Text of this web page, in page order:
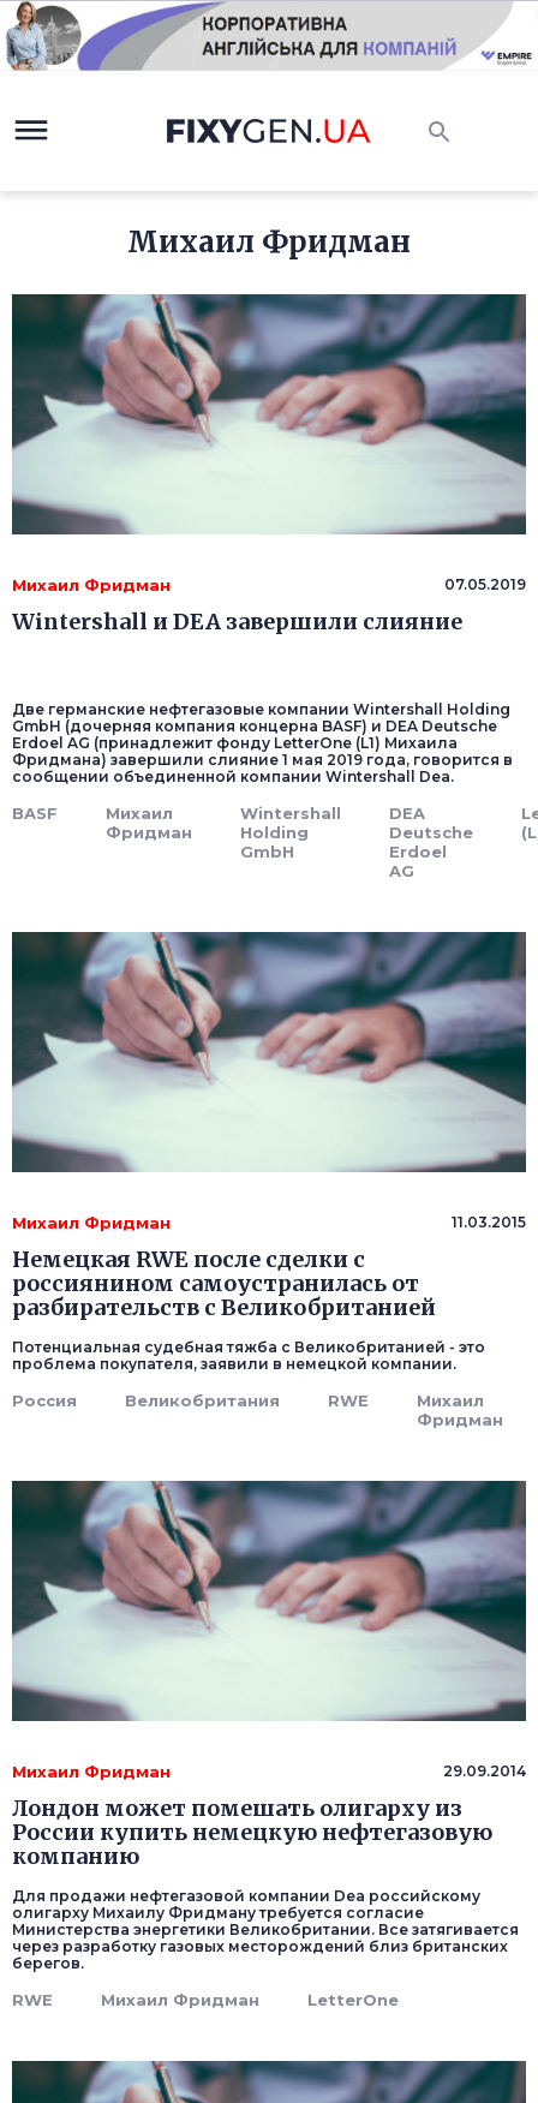
Михаил Фридман
Михаил Фридман 07.05.2019
Wintershall и DEA завершили слияние
Две германские нефтегазовые компании Wintershall Holding
GmbH (дочерняя компания концерна BASF) и DEA Deutsche
Erdoel AG (принадлежит фонду LetterOne (L1) Михаила
Фридмана) завершили слияние 1 мая 2019 года, говорится в
сообщении объединенной компании Wintershall Dea.
BASF
Михаил
Фридман
Wintershall
Holding
GmbH
DEA
Deutsche
Erdoel
AG
Михаил Фридман 11.03.2015
Немецкая RWE после сделки с
россиянином самоустранилась от
разбирательств с Великобританией
Потенциальная судебная тяжба с Великобританией - это
проблема покупателя, заявили в немецкой компании.
Россия Великобритания RWE
Михаил
Фридман
Михаил Фридман 29.09.2014
Лондон может помешать олигарху из
России купить немецкую нефтегазовую
компанию
Для продажи нефтегазовой компании Dea российскому
олигарху Михаилу Фридману требуется согласие
Министерства энергетики Великобритании. Все затягивается
через разработку газовых месторождений близ британских
берегов.
RWE Михаил Фридман LetterOne